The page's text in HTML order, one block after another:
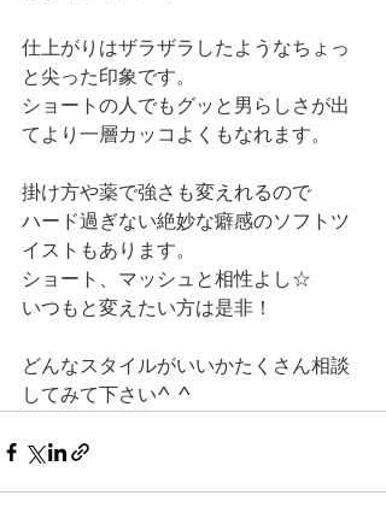
仕上がりはザラザラしたようなちょっ
と尖った印象です。
ショートの人でもグッと男らしさが出
てより一層カッコよくもなれます。
掛け方や薬で強さも変えれるので
ハード過ぎない絶妙な癖感のソフトツ
イストもあります。
ショート、マッシュと相性よし☆
いつもと変えたい方は是非！
どんなスタイルがいいかたくさん相談
してみて下さい^ ^